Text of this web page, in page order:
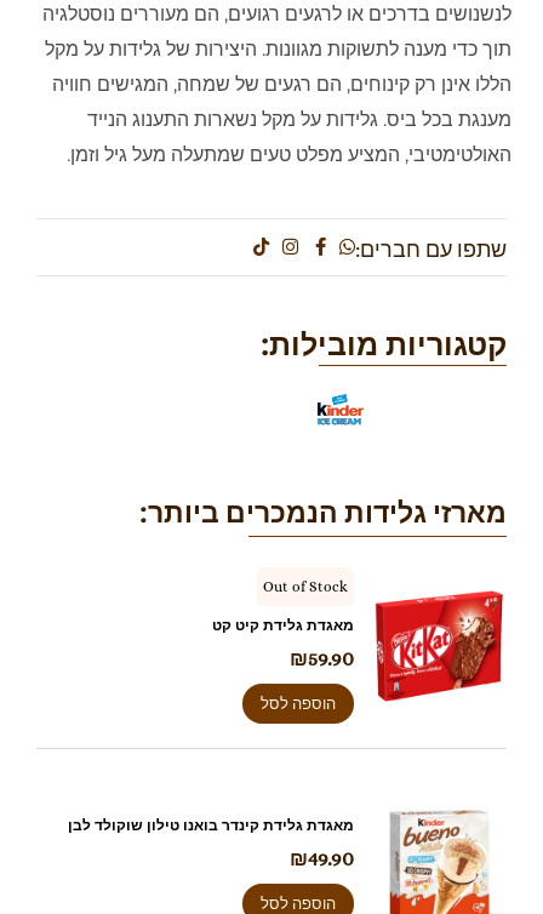
שתפו עם חברים:
קטגוריות מובילות:
מארזי גלידות הנמכרים ביותר:
Out of Stock
מאגדת גלידת קיט קט
₪59.90
הוספה לסל
מאגדת גלידת קינדר בואנו טילון שוקולד לבן
₪49.90
הוספה לסל
לנשנושים בדרכים או לרגעים רגועים, הם מעוררים נוסטלגיה
תוך כדי מענה לתשוקות מגוונות. היצירות של גלידות על מקל
הללו אינן רק קינוחים, הם רגעים של שמחה, המגישים חוויה
מענגת בכל ביס. גלידות על מקל נשארות התענוג הנייד
האולטימטיבי, המציע מפלט טעים שמתעלה מעל גיל וזמן.